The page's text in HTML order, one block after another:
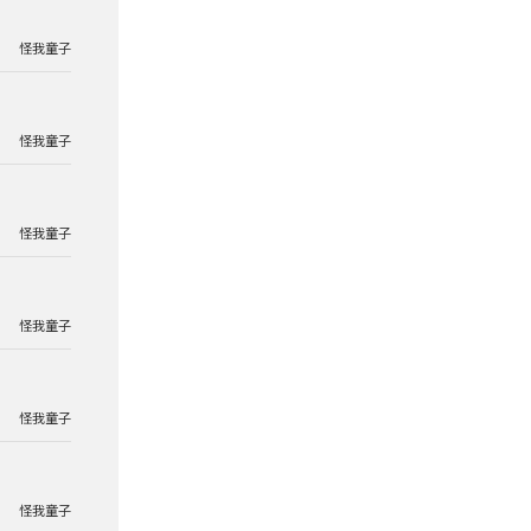
怪我童子
怪我童子
怪我童子
怪我童子
怪我童子
怪我童子